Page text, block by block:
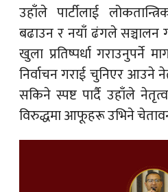
उहाँले पार्टीलाई
बढाउन र नयाँ ढंगले सञ्चालन
खुला प्रतिष्पर्धा गराउनुपर्ने
निर्वाचन गराई चुनिएर आउने
सकिने स्पष्ट पार्दै उहाँले
विरुद्धमा आफूहरू उभिने